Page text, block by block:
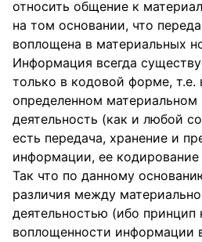
относить общение к
на том основании, что
воплощена в материальных
Информация всегда
только в кодовой форме,
определенном материальном
деятельность (как и любой
есть передача, хранение и
информации, ее
Так что по данному
различия между
деятельностью (ибо принцип
воплощенности информации